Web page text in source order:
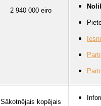
2 940 000 eiro
Sākotnējais kopējais